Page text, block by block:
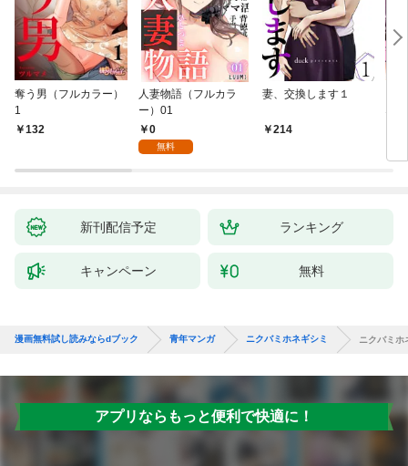
奪う男（フルカラー）
1
132
人妻物語（フルカラ
ー）01
0
無料
妻、交換します１
214
な
新刊配信予定 ランキング
キャンペーン 無料
漫画無料試し読みならdブック 青年マンガ ニクバミホネギシミ ニクバミ
アプリならもっと便利で快適に！